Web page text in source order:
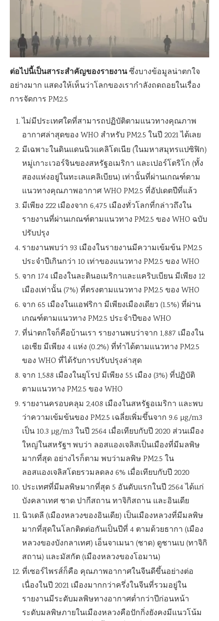
ต่อไปนี้เป็นสาระสำคัญของรายงานซึ่งบางข้อมูลน่าตกใจ
อย่างมาก แสดงให้เห็นว่าโลกของเรากำลังถดถอยในเรื่อง
การจัดการ PM2.5
ไม่มีประเทศใดที่สามารถปฏิบัติตามแนวทางคุณภาพ
อากาศล่าสุดของ WHO สำหรับ PM2.5 ในปี 2021 ได้เลย
มีเฉพาะในดินแดนนิวแคลิโดเนีย (ในมหาสมุทรแปซิฟิก)
หมู่เกาะเวอร์จินของสหรัฐอเมริกา และเปอร์โตริโก (ทั้ง
สองแห่งอยู่ในทะเลแคลิเบียน) เท่านั้นที่ผ่านเกณฑ์ตาม
แนวทางคุณภาพอากาศ WHO PM2.5 ที่อัปเดตปีที่แล้ว
มีเพียง 222 เมืองจาก 6,475 เมืองทั่วโลกที่กล่าวถึงใน
รายงานที่ผ่านเกณฑ์ตามแนวทาง PM2.5 ของ WHO ฉบับ
ปรับปรุง
รายงานพบว่า 93 เมืองในรายงานมีความเข้มข้น PM2.5
ประจำปีเกินกว่า 10 เท่าของแนวทาง PM2.5 ของ WHO
จาก 174 เมืองในละตินอเมริกาและแคริบเบียน มีเพียง 12
เมืองเท่านั้น (7%) ที่ตรงตามแนวทาง PM2.5 ของ WHO
จาก 65 เมืองในแอฟริกา มีเพียงเมืองเดียว (1.5%) ที่ผ่าน
เกณฑ์ตามแนวทาง PM2.5 ประจำปีของ WHO
ที่น่าตกใจก็คือบ้านเรา รายงานพบว่าจาก 1,887 เมืองใน
เอเชีย มีเพียง 4 แห่ง (0.2%) ที่ทำได้ตามแนวทาง PM2.5
ของ WHO ที่ได้รับการปรับปรุงล่าสุด
จาก 1,588 เมืองในยุโรป มีเพียง 55 เมือง (3%) ที่ปฏิบัติ
ตามแนวทาง PM2.5 ของ WHO
รายงานครอบคลุม 2,408 เมืองในสหรัฐอเมริกา และพบ
ว่าความเข้มข้นของ PM2.5 เฉลี่ยเพิ่มขึ้นจาก 9.6 µg/m3
เป็น 10.3 µg/m3 ในปี 2564 เมื่อเทียบกับปี 2020 ส่วนเมือง
ใหญ่ในสหรัฐฯ พบว่า ลอสแองเจลิสเป็นเมืองที่มีมลพิษ
มากที่สุด อย่างไรก็ตาม พบว่ามลพิษ PM2.5 ใน
ลอสแองเจลิสโดยรวมลดลง 6% เมื่อเทียบกับปี 2020
ประเทศที่มีมลพิษมากที่สุด 5 อันดับแรกในปี 2564 ได้แก่
บังคลาเทศ ชาด ปากีสถาน ทาจิกิสถาน และอินเดีย
นิวเดลี (เมืองหลวงของอินเดีย) เป็นเมืองหลวงที่มีมลพิษ
มากที่สุดในโลกติดต่อกันเป็นปีที่ 4 ตามด้วยธากา (เมือง
หลวงของบังกลาเทศ) เอ็นจาเมนา (ชาด) ดูชานเบ (ทาจิกิ
สถาน) และมัสกัต (เมืองหลวงของโอมาน)
ที่เซอร์ไพรส์ก็คือ คุณภาพอากาศในจีนดีขึ้นอย่างต่อ
เนื่องในปี 2021 เมืองมากกว่าครึ่งในจีนที่รวมอยู่ใน
รายงานมีระดับมลพิษทางอากาศต่ำกว่าปีก่อนหน้า
ระดับมลพิษภายในเมืองหลวงคือปักกิ่งยังคงมีแนวโน้ม